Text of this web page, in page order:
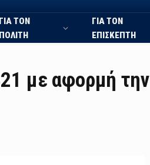
ΓΙΑ ΤΟΝ
ΠΟΛΙΤΗ
ΓΙΑ ΤΟΝ
ΕΠΙΣΚΕΠΤΗ
με αφορμή την